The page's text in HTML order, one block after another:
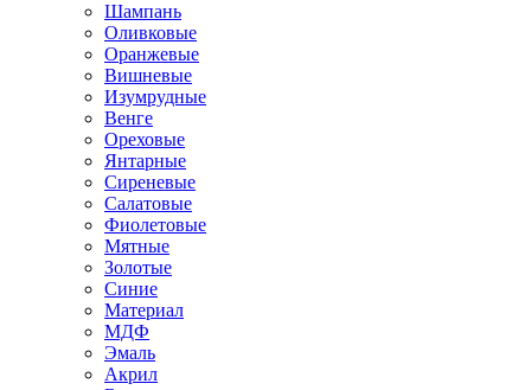
Шампань
Оливковые
Оранжевые
Вишневые
Изумрудные
Венге
Ореховые
Янтарные
Сиреневые
Салатовые
Фиолетовые
Мятные
Золотые
Синие
Материал
МДФ
Эмаль
Акрил